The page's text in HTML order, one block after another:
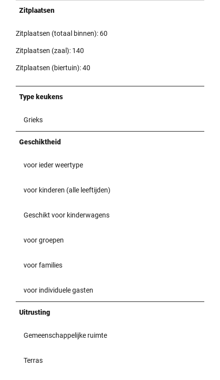
Zitplaatsen
Zitplaatsen (totaal binnen): 60
Zitplaatsen (zaal): 140
Zitplaatsen (biertuin): 40
Type keukens
Grieks
Geschiktheid
voor ieder weertype
voor kinderen (alle leeftijden)
Geschikt voor kinderwagens
voor groepen
voor families
voor individuele gasten
Uitrusting
Gemeenschappelijke ruimte
Terras